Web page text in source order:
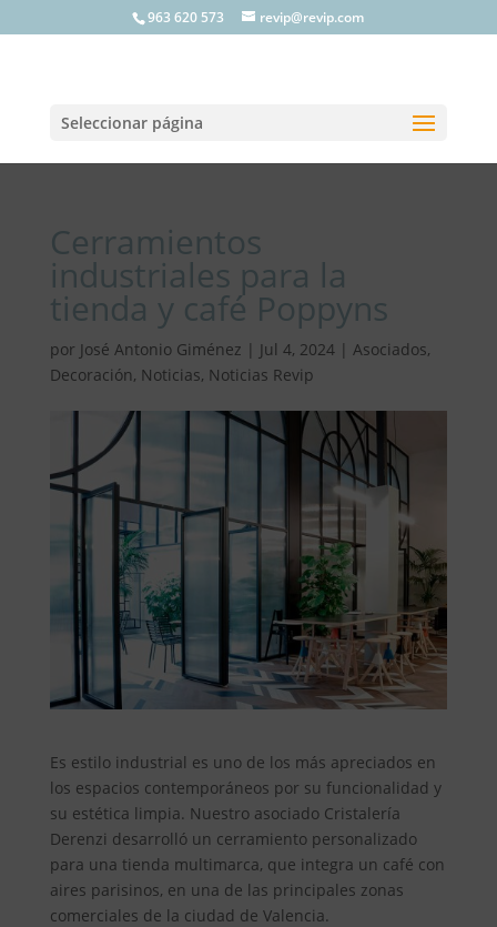
963 620 573 revip@revip.com
Seleccionar página
Cerramientos
industriales para la
tienda y café Poppyns
por José Antonio Giménez | Jul 4, 2024| Asociados,
Decoración, Noticias, Noticias Revip
Es estilo industrial es uno de los más apreciados en
los espacios contemporáneos por su funcionalidad y
su estética limpia. Nuestro asociado Cristalería
Derenzi desarrolló un cerramiento personalizado
para una tienda multimarca, que integra un café con
aires parisinos, en una de las principales zonas
comerciales de la ciudad de Valencia.